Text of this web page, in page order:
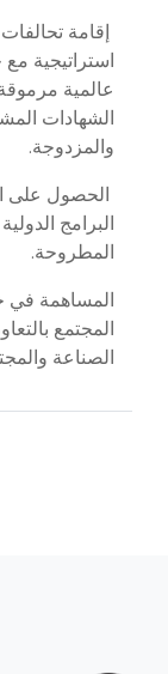
إقامة تحالفات
استراتيجية
عالمية
الشهادات
والمزدوجة.
الحصول على
البرامج
المطروحة.
المساهمة في
المجتمع
الصناعة